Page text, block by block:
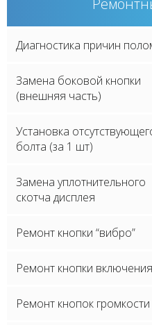
Диагностика причин
Замена боковой кнопки
(внешняя часть)
Установка
болта (за 1 шт)
Замена уплотнительного
скотча дисплея
Ремонт кнопки “вибро”
Ремонт кнопки включения
Ремонт кнопок громкости